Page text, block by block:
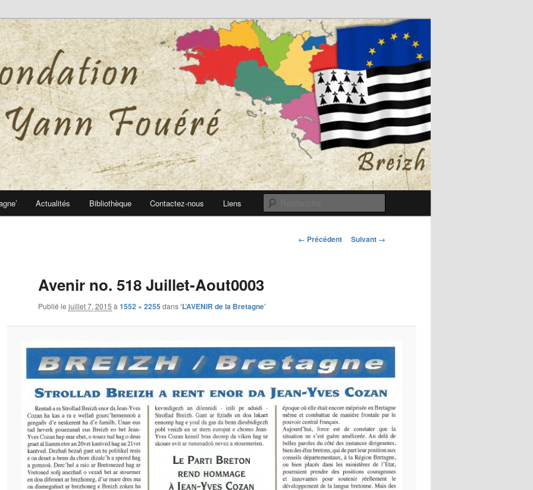
Fouéré
Fouéré
Actualités Bibliothèque Contactez-nous Liens
Navigation
← Précédent Suivant →
Avenir no. 518 Juillet-Aout0003
Publié le juillet 7, 2015 à 1552 × 2255 dans‘L’AVENIR de la Bretagne’